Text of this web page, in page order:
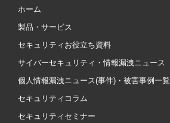
ホーム
製品・サービス
セキュリティお役立ち資料
サイバーセキュリティ・情報漏洩ニュース
個人情報漏洩ニュース(事件)・被害事例一覧
セキュリティコラム
セキュリティセミナー